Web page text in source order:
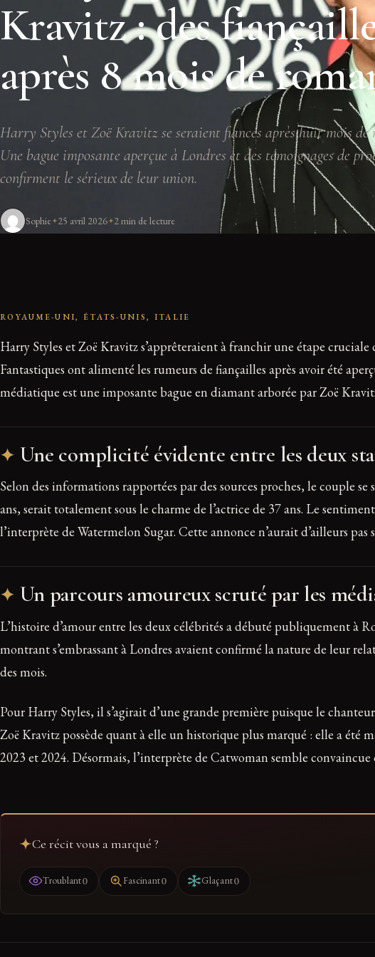
Kravitz : des
après 8 mois de
Harry Styles et Zoë Kravitz se seraient fiancés après huit mois
Une bague imposante aperçue à Londres et des témoignages de
confirment le sérieux de leur union.
Sophie 25 avril 2026 2 min de lecture
ROYAUME-UNI, ÉTATS-UNIS, ITALIE
Harry Styles et Zoë Kravitz s’apprêteraient à franchir une étape
Fantastiques ont alimenté les rumeurs de fiançailles après avoir été
médiatique est une imposante bague en diamant arborée par Zoë
Une complicité évidente entre les deux
Selon des informations rapportées par des sources proches, le couple
ans, serait totalement sous le charme de l’actrice de 37 ans. Le
l’interprète de Watermelon Sugar. Cette annonce n’aurait d’ailleurs
Un parcours amoureux scruté par les
L’histoire d’amour entre les deux célébrités a débuté publiquement à
montrant s’embrassant à Londres avaient confirmé la nature de leur
des mois.
Pour Harry Styles, il s’agirait d’une grande première puisque le
Zoë Kravitz possède quant à elle un historique plus marqué : elle a été
2023 et 2024. Désormais, l’interprète de Catwoman semble
Ce récit vous a marqué ?
Troublant0 Fascinant0 Glaçant0